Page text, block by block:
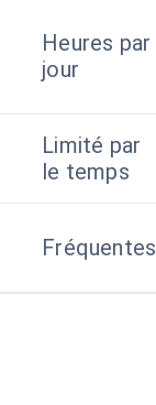
Heures par
jour
Limité par
le temps
Fréquentes